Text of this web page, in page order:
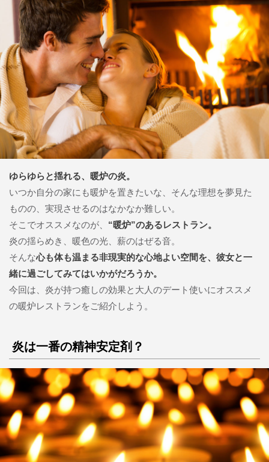
ゆらゆらと揺れる、暖炉の炎。
いつか自分の家にも暖炉を置きたいな、そんな理想を夢見た
ものの、実現させるのはなかなか難しい。
そこでオススメなのが、 “暖炉”のあるレストラン。
炎の揺らめき、暖色の光、薪のはぜる音。
そんな心も体も温まる非現実的な心地よい空間を、彼女と一
緒に過ごしてみてはいかがだろうか。
今回は、炎が持つ癒しの効果と大人のデート使いにオススメ
の暖炉レストランをご紹介しよう。
炎は一番の精神安定剤？